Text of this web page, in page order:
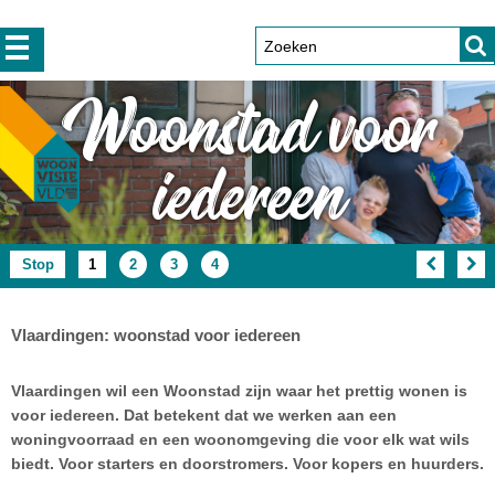
Woonstad voor
iedereen
StopanimatieArtikel
1 (Huidige
artikel)
Artikel
2 Artikel
3 Artikel
4
Vlaardingen: woonstad voor iedereen
Vlaardingen wil een Woonstad zijn waar het prettig wonen is
voor iedereen. Dat betekent dat we werken aan een
woningvoorraad en een woonomgeving die voor elk wat wils
biedt. Voor starters en doorstromers. Voor kopers en huurders.